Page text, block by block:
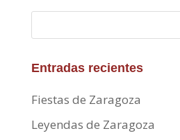
Entradas recientes
Fiestas de Zaragoza
Leyendas de Zaragoza